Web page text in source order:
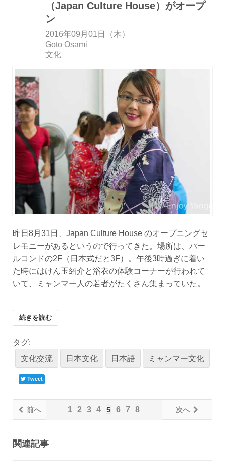
（Japan Culture House）がオープ
ン
2016年09月01日（木）
Goto Osami
文化
昨日8月31日、Japan Culture House のオープニングセ
レモニーがあるというので行ってきた。場所は、パー
ルコンドの2F（日本式だと3F）。午後3時過ぎに着い
た時にはけん玉紹介と浴衣の体験コーナーが行われて
いて、ミャンマー人の若者がたくさん集まっていた。
続きを読む
タグ:
文化交流
日本文化 日本語 ミャンマー文化
Tweet
前へ 次へ
1 2 3 4 5 6 7 8
関連記事